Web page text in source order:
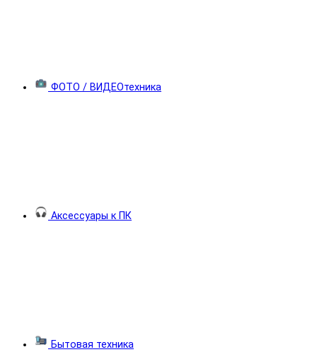
ФОТО / ВИДЕОтехника
Аксессуары к ПК
Бытовая техника